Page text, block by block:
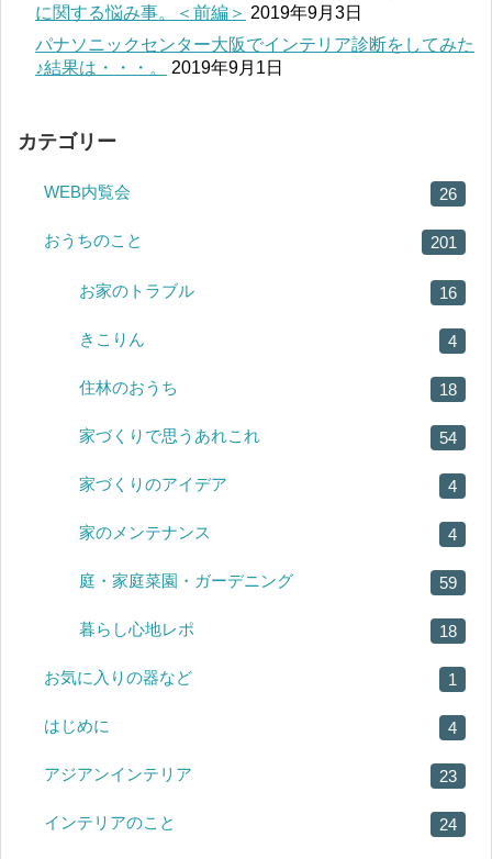
に関する悩み事。＜前編＞ 2019年9月3日
パナソニックセンター大阪でインテリア診断をしてみた
♪結果は・・・。
2019年9月1日
カテゴリー
WEB内覧会 26
おうちのこと 201
お家のトラブル 16
きこりん 4
住林のおうち 18
家づくりで思うあれこれ 54
家づくりのアイデア 4
家のメンテナンス 4
庭・家庭菜園・ガーデニング 59
暮らし心地レポ 18
お気に入りの器など 1
はじめに 4
アジアンインテリア 23
インテリアのこと 24